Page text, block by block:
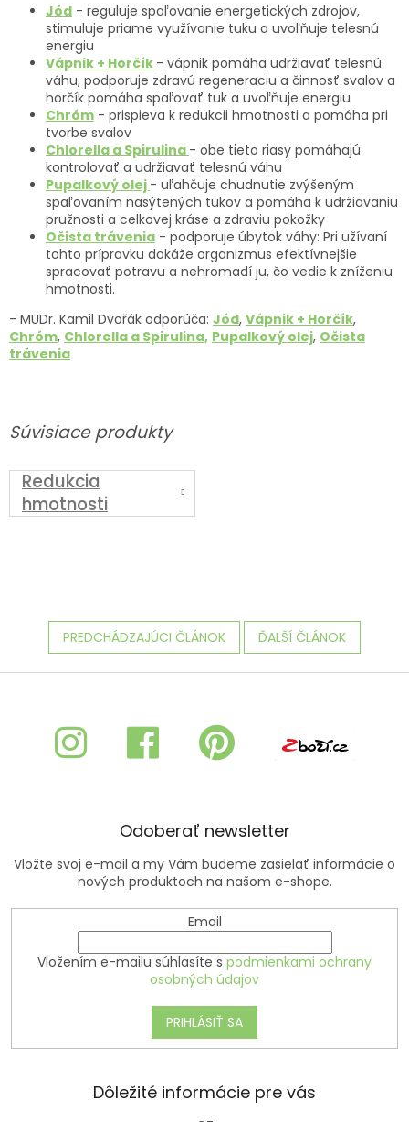
Jód - reguluje spaľovanie energetických zdrojov,
stimuluje priame využívanie tuku a uvoľňuje telesnú
energiu
Vápnik + Horčík - vápnik pomáha udržiavať telesnú
váhu, podporuje zdravú regeneraciu a činnosť svalov a
horčík pomáha spaľovať tuk a uvoľňuje energiu
Chróm - prispieva k redukcii hmotnosti a pomáha pri
tvorbe svalov
Chlorella a Spirulina - obe tieto riasy pomáhajú
kontrolovať a udržiavať telesnú váhu
Pupalkový olej - uľahčuje chudnutie zvýšeným
spaľovaním nasýtených tukov a pomáha k udržiavaniu
pružnosti a celkovej kráse a zdraviu pokožky
Očista trávenia - podporuje úbytok váhy: Pri užívaní
tohto prípravku dokáže organizmus efektívnejšie
spracovať potravu a nehromadí ju, čo vedie k zníženiu
hmotnosti.
- MUDr. Kamil Dvořák odporúča: Jód, Vápnik + Horčík,
Chróm, Chlorella a Spirulina, Pupalkový olej, Očista
trávenia
Súvisiace produkty
Redukcia
hmotnosti
PREDCHÁDZAJÚCI ČLÁNOK ĎALŠÍ ČLÁNOK
Z
Odoberať newsletter
Vložte svoj e-mail a my Vám budeme zasielať informácie o
nových produktoch na našom e-shope.
Email
Vložením e-mailu súhlasíte s podmienkami ochrany
osobných údajov
PRIHLÁSIŤ SA
Dôležité informácie pre vás